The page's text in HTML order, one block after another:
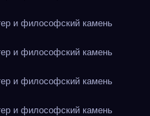
и философский камень
и философский камень
и философский камень
и философский камень